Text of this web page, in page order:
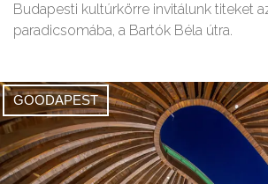
Budapesti kultúrkörre invitálunk titeket
paradicsomába, a Bartók Béla útra.
GOODAPEST